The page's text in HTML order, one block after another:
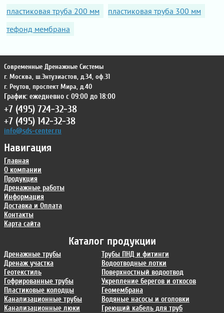
пластиковая труба 200 мм
пластиковая труба 300 мм
тефонд мембрана
Каталог продукции
Дренажные трубы
Дренаж участка
Геотекстиль
Гофрированные трубы
Пластиковые колодцы
Канализационные трубы
Канализационные люки
Трубы ПНД и фитинги
Водоотводные лотки
Поверхностный водоотвод
Укрепление берегов и откосов
Геомембрана
Водяные насосы и оголовки
Греющий кабель для труб
Навигация
Главная
О компании
Продукция
Дренажные работы
Информация
Доставка и Оплата
Контакты
Карта сайта
Современные Дренажные Системы
г. Москва, ш.Энтузиастов, д.34, оф.31
г. Реутов, проспект Мира, д.40
График: ежедневно с 09:00 до 18:00
+7 (495) 724-32-38
+7 (495) 142-32-38
info@sds-center.ru